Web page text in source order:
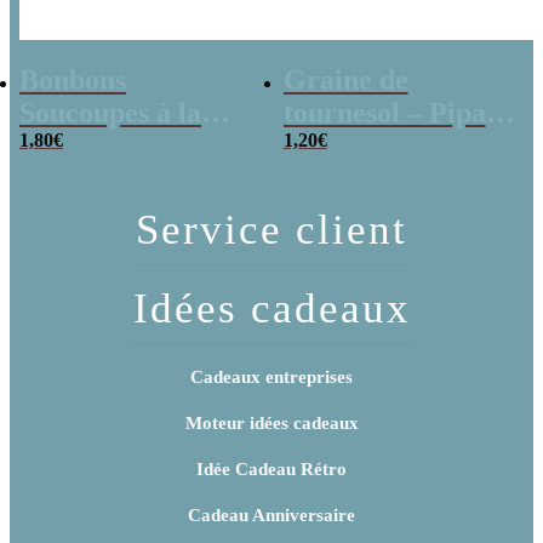
poudre (x20)
1,80€
x 3
1,20€
Service client
Idées cadeaux
Cadeaux entreprises
Moteur idées cadeaux
Idée Cadeau Rétro
Cadeau Anniversaire